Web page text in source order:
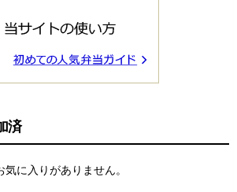
済
気に入りがありません。